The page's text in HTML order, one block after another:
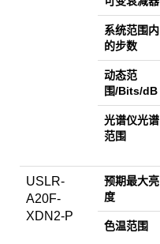
系统范围内
的步数
动态范
围/Bits/dB
光谱仪光谱
范围
USLR-
A20F-
XDN2-P
预期最大亮
度
色温范围